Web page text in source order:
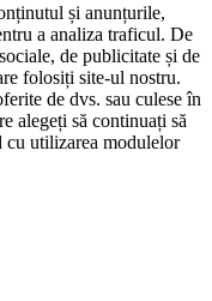
și anunțurile,
a analiza traficul. De
de publicitate și de
folosiți site-ul nostru.
de dvs. sau culese în
alegeți să continuați să
cu utilizarea modulelor